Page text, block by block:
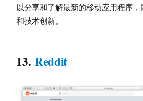
以分享和了解最新的移动应用程序，
和技术创新。
13.Reddit